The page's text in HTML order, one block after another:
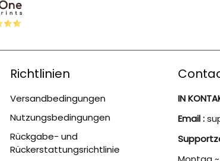
Richtlinien
Versandbedingungen
Nutzungsbedingungen
Rückgabe- und
Rückerstattungsrichtlinie
IN
Email :